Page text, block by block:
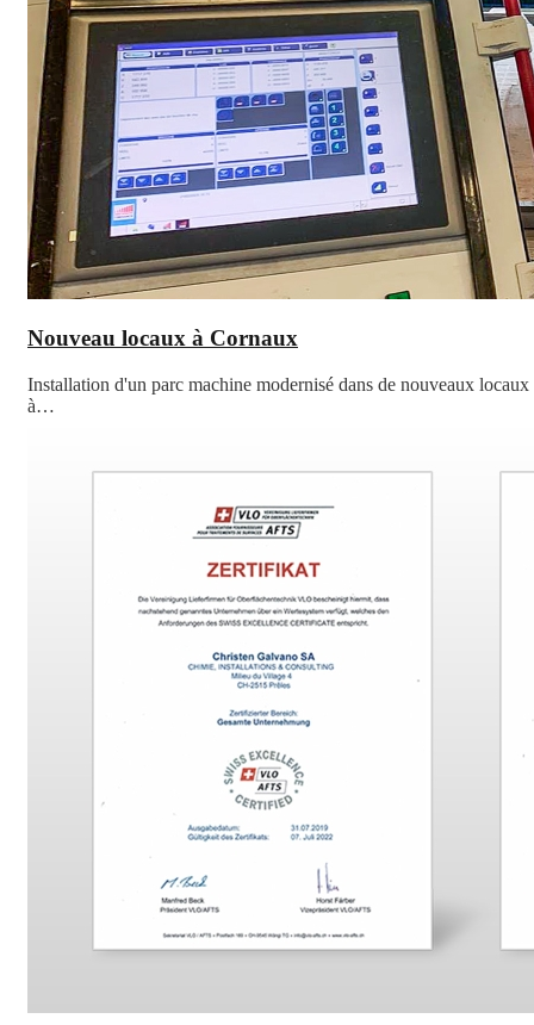
Nouveau locaux à Cornaux
Installation d'un parc machine modernisé dans de nouveaux locaux
à…